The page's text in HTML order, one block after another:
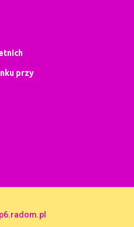
przy